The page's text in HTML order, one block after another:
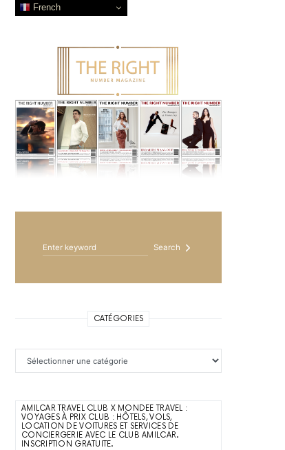
French
Search
CATÉGORIES
AMILCAR TRAVEL CLUB X MONDEE TRAVEL :
VOYAGES À PRIX CLUB : HÔTELS, VOLS,
LOCATION DE VOITURES ET SERVICES DE
CONCIERGERIE AVEC LE CLUB AMILCAR.
INSCRIPTION GRATUITE.